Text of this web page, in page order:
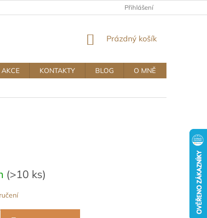
OBCHODNÍ A REKLAMAČNÍ PODMÍNKY
Přihlášení
NÁKUPNÍ
Prázdný košík
AKCE KONTAKTY BLOG
O MNĚ
(>10 ks)